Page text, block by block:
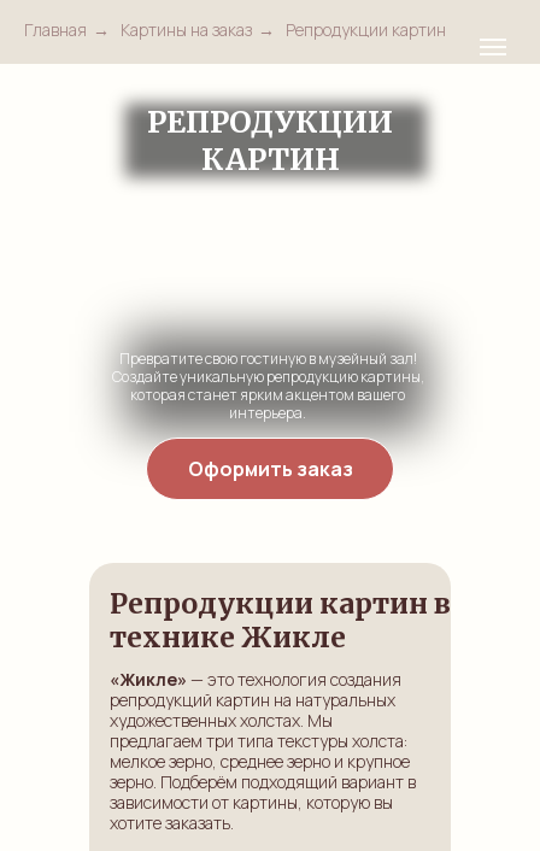
Главная → Картины на заказ → Репродукции картин
РЕПРОДУКЦИИ
КАРТИН
Превратите свою гостиную в музейный зал!
Создайте уникальную репродукцию картины,
которая станет ярким акцентом вашего
интерьера.
Оформить заказ
Репродукции картин в
технике Жикле
«Жикле» — это технология создания
репродукций картин на натуральных
художественных холстах. Мы
предлагаем три типа текстуры холста:
мелкое зерно, среднее зерно и крупное
зерно. Подберём подходящий вариант в
зависимости от картины, которую вы
хотите заказать.